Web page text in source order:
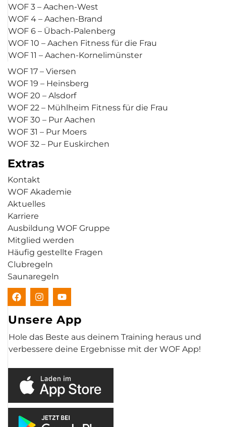
WOF 3 – Aachen-West
WOF 4 – Aachen-Brand
WOF 6 – Übach-Palenberg
WOF 10 – Aachen Fitness für die Frau
WOF 11 – Aachen-Kornelimünster
WOF 17 – Viersen
WOF 19 – Heinsberg
WOF 20 – Alsdorf
WOF 22 – Mühlheim Fitness für die Frau
WOF 30 – Pur Aachen
WOF 31 – Pur Moers
WOF 32 – Pur Euskirchen
Extras
Kontakt
WOF Akademie
Aktuelles
Karriere
Ausbildung WOF Gruppe
Mitglied werden
Häufig gestellte Fragen
Clubregeln
Saunaregeln
Unsere App
Hole das Beste aus deinem Training heraus und
verbessere deine Ergebnisse mit der WOF App!